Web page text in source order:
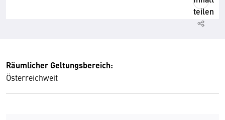
teilen
Räumlicher Geltungsbereich:
Österreichweit